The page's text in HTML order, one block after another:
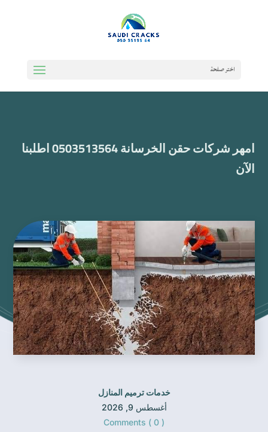
اختر صفحة
امهر شركات حقن الخرسانة 0503513564 اطلبنا
الآن
خدمات ترميم المنازل
أغسطس 9, 2026
Comments ( 0 )